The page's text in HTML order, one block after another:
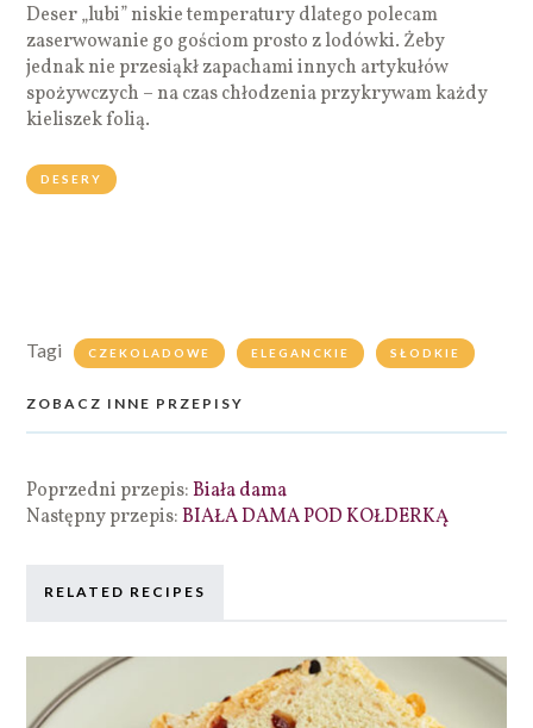
Deser „lubi” niskie temperatury dlatego polecam
zaserwowanie go gościom prosto z lodówki. Żeby
jednak nie przesiąkł zapachami innych artykułów
spożywczych – na czas chłodzenia przykrywam każdy
kieliszek folią.
DESERY
Tagi CZEKOLADOWE ELEGANCKIE SŁODKIE
ZOBACZ INNE PRZEPISY
Poprzedni przepis:Biała dama
Następny przepis:BIAŁA DAMA POD KOŁDERKĄ
RELATED RECIPES